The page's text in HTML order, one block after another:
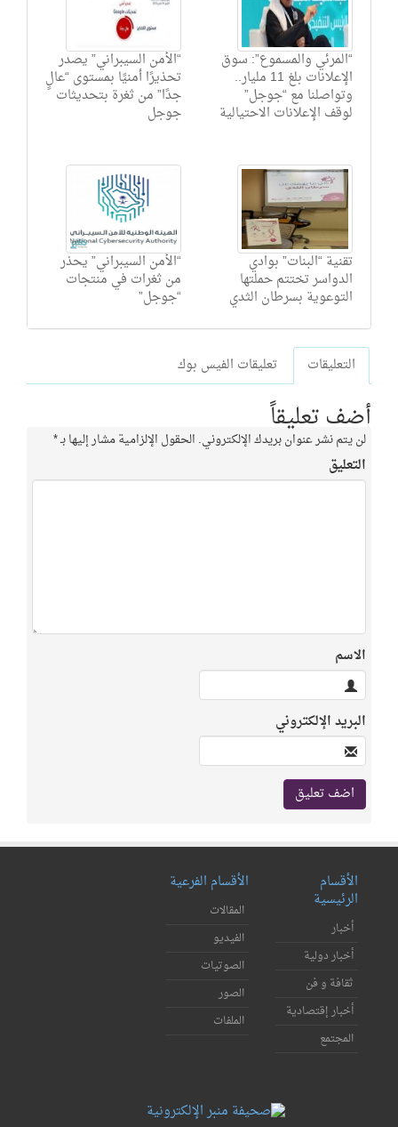
“الأمن السيبراني” يصدر
تحذيرًا أمنيًا بمستوى “عالٍ
جدًا” من ثغرة بتحديثات
جوجل
“المرئي والمسموع”: سوق
الإعلانات بلغ 11 مليار..
وتواصلنا مع “جوجل”
لوقف الإعلانات الاحتيالية
“الأمن السيبراني” يحذر
من ثغرات في منتجات
“جوجل”
تقنية “البنات” بوادي
الدواسر تختتم حملتها
التوعوية بسرطان الثدي
التعليقات تعليقات الفيس بوك
أضف تعليقاً
لن يتم نشر عنوان بريدك الإلكتروني. الحقول الإلزامية مشار إليها بـ*
التعليق
الاسم
البريد الإلكتروني
الأقسام
الرئيسية
أخبار
أخبار دولية
ثقافة و فن
أخبار إقتصادية
المجتمع
الأقسام الفرعية
المقالات
الفيديو
الصوتيات
الصور
الملفات